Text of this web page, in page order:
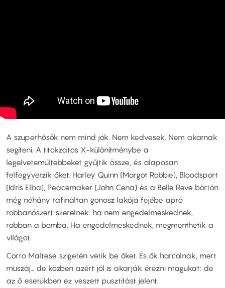
A szuperhősök nem mind jók. Nem kedvesek. Nem akarnak
segíteni. A titokzatos X-különítménybe a
legelvetemültebbeket gyűjtik össze, és alaposan
felfegyverzik őket. Harley Quinn (Margot Robbie), Bloodsport
(Idris Elba), Peacemaker (John Cena) és a Belle Reve börtön
még néhány rafináltan gonosz lakója fejébe apró
robbanószert szerelnek: ha nem engedelmeskednek,
robban a bomba. Ha engedelmeskednek, megmenthetik a
világot.
Corto Maltese szigetén vetik be őket. És ők harcolnak, mert
muszáj… de közben azért jól is akarják érezni magukat: de
az ő esetükben ez veszett pusztítást jelent.